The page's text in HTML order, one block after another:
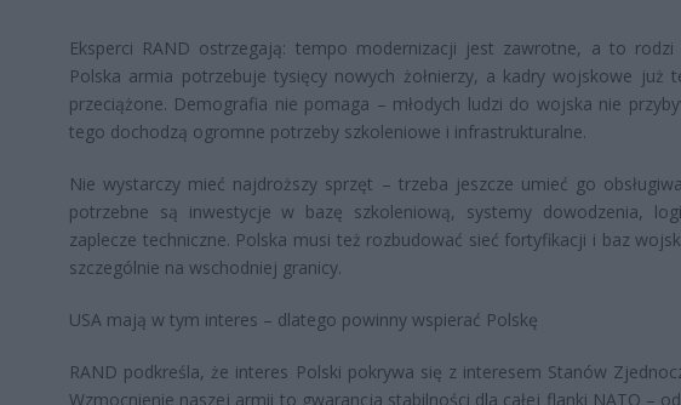
Eksperci RAND ostrzegają: tempo modernizacji jest zawrotne, a to rodzi
Polska armia potrzebuje tysięcy nowych żołnierzy, a kadry wojskowe już
przeciążone. Demografia nie pomaga – młodych ludzi do wojska nie
tego dochodzą ogromne potrzeby szkoleniowe i infrastrukturalne.
Nie wystarczy mieć najdroższy sprzęt – trzeba jeszcze umieć go
potrzebne są inwestycje w bazę szkoleniową, systemy dowodzenia,
zaplecze techniczne. Polska musi też rozbudować sieć fortyfikacji i baz
szczególnie na wschodniej granicy.
USA mają w tym interes – dlatego powinny wspierać Polskę
RAND podkreśla, że interes Polski pokrywa się z interesem Stanów
Wzmocnienie naszej armii to gwarancja stabilności dla całej flanki NATO –